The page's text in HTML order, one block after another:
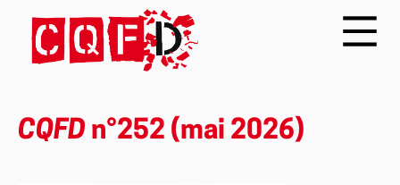
CQFD n°252 (mai 2026)